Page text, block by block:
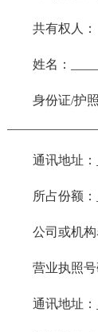
共有权人：
姓名：
身份证/护
通讯地址：
所占份额：
公司或机构
营业执照号
通讯地址：